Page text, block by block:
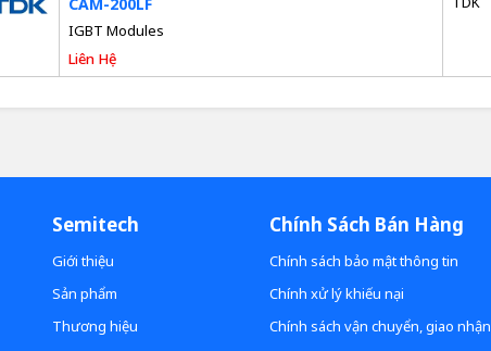
IGBT Modules
Liên Hệ
Semitech
Giới thiệu
Sản phẩm
Thương hiệu
Chính Sách Bán Hàng
Chính sách bảo mật thông tin
Chính xử lý khiếu nại
Chính sách vận chuyển, giao nhận